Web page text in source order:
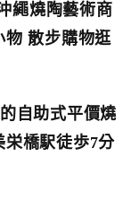
繩燒陶藝術商
物 散步購物逛
自助式平價燒
栄橋駅徒歩7分